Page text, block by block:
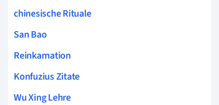
chinesische Rituale
San Bao
Reinkarnation
Konfuzius Zitate
Wu Xing Lehre